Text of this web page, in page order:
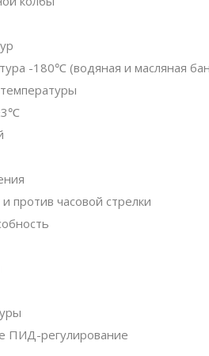
-180℃ (водяная и масляная
против часовой стрелки
ПИД-регулирование